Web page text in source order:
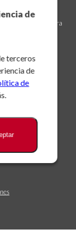
de
terceros
de
de
ello, consulta nuestra
legal.